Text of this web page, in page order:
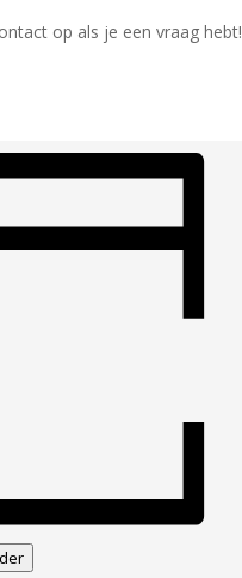
op als je een vraag hebt!